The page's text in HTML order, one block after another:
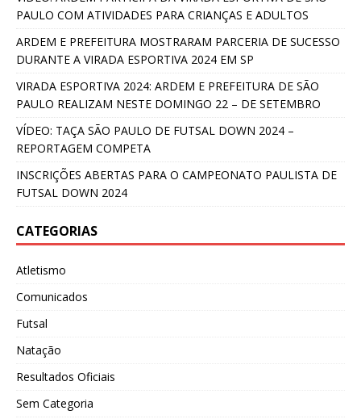
PAULO COM ATIVIDADES PARA CRIANÇAS E ADULTOS
ARDEM E PREFEITURA MOSTRARAM PARCERIA DE SUCESSO
DURANTE A VIRADA ESPORTIVA 2024 EM SP
VIRADA ESPORTIVA 2024: ARDEM E PREFEITURA DE SÃO
PAULO REALIZAM NESTE DOMINGO 22 – DE SETEMBRO
VÍDEO: TAÇA SÃO PAULO DE FUTSAL DOWN 2024 –
REPORTAGEM COMPETA
INSCRIÇÕES ABERTAS PARA O CAMPEONATO PAULISTA DE
FUTSAL DOWN 2024
CATEGORIAS
Atletismo
Comunicados
Futsal
Natação
Resultados Oficiais
Sem Categoria